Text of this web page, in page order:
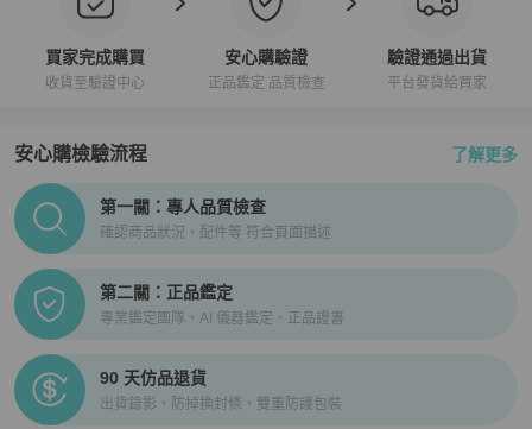
買家完成購買
收貨至驗證中心
安心購驗證
正品鑑定 品質檢查
驗證通過出貨
平台發貨給買家
安心購檢驗流程 了解更多
PopChill拍拍圈正品驗證、安心購檢驗流程介紹
第一關：專人品質檢查
確認商品狀況、配件等 符合頁面描述
第二關：正品鑑定
專業鑑定團隊、AI 儀器鑑定、正品證書
90 天仿品退貨
出貨錄影、防掉換封條、雙重防護包裝